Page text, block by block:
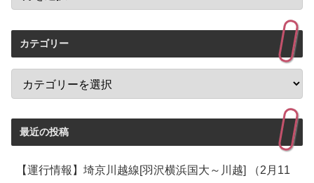
カテゴリー
最近の投稿
【運行情報】埼京川越線[羽沢横浜国大～川越] （2月11